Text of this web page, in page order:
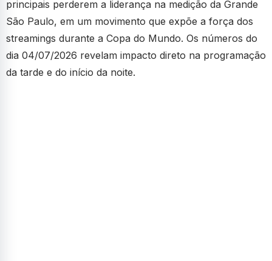
principais perderem a liderança na medição da Grande
São Paulo, em um movimento que expõe a força dos
streamings durante a Copa do Mundo. Os números do
dia 04/07/2026 revelam impacto direto na programação
da tarde e do início da noite.